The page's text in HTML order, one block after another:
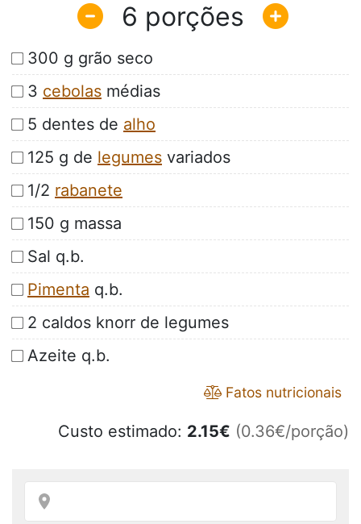
6
300 g grão seco
3 cebolas médias
5 dentes de alho
125 g de legumes variados
1/2 rabanete
150 g massa
Sal q.b.
Pimenta q.b.
2 caldos knorr de legumes
Azeite q.b.
Fatos nutricionais
Custo estimado: 2.15€ (0.36€/porção)